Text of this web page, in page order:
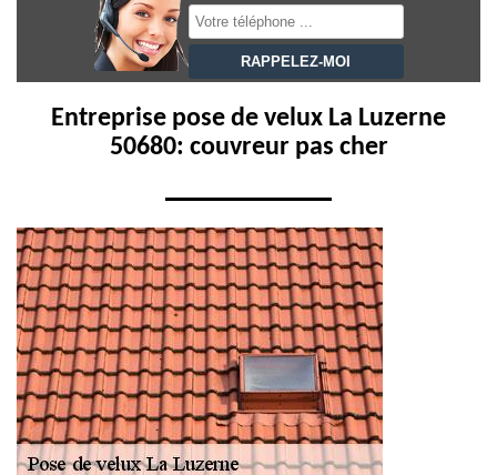
Entreprise pose de velux La Luzerne
50680: couvreur pas cher